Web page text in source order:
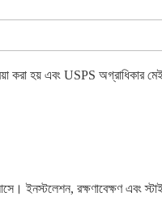
করা হয় এবং USPS
ইনস্টলেশন, রক্ষণাবেক্ষণ